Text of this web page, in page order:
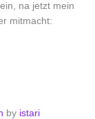
na jetzt mein
mitmacht:
by istari